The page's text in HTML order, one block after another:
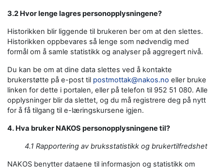
3.2 Hvor lenge lagres personopplysningene?
Historikken blir liggende til brukeren ber om at den slettes.
Historikken oppbevares så lenge som nødvendig med
formål om å samle statistikk og analyser på aggregert nivå.
Du kan be om at dine data slettes ved å kontakte
brukerstøtte på e-post til postmottak@nakos.no eller bruke
linken for dette i portalen, eller på telefon til 952 51 080. Alle
opplysninger blir da slettet, og du må registrere deg på nytt
for å få tilgang til e-læringskursene igjen.
4. Hva bruker NAKOS personopplysningene til?
4.1 Rapportering av bruksstatistikk og brukertilfredshet
NAKOS benytter dataene til informasjon og statistikk om